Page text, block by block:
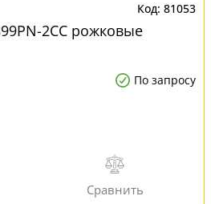
81053
2CC рожковые
По запросу